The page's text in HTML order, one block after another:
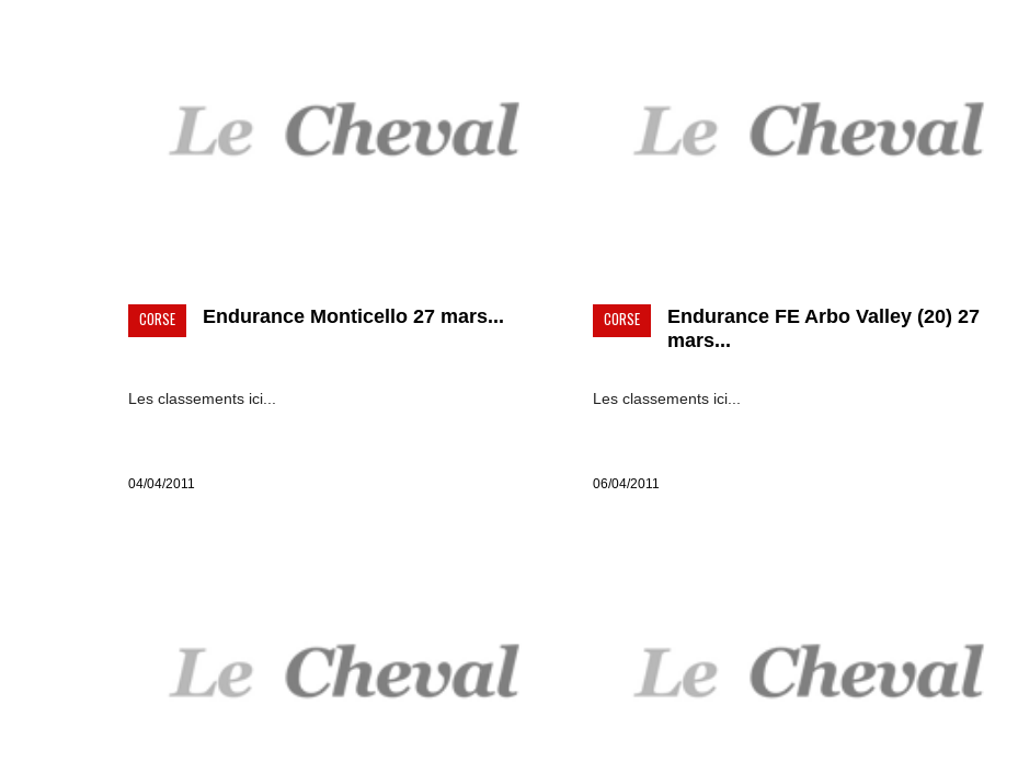
CORSE Endurance Monticello 27 mars...
Les classements ici...
04/04/2011
CORSE
Endurance FE Arbo Valley (20) 27
mars...
Les classements ici...
06/04/2011